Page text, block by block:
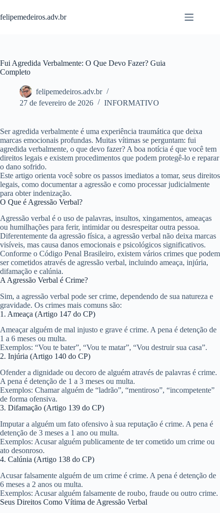
para
o
felipemedeiros.adv.br
Fui Agredida Verbalmente: O Que Devo Fazer? Guia
Completo
felipemedeiros.adv.br
27 de fevereiro de 2026
INFORMATIVO
Ser agredida verbalmente é uma experiência traumática que deixa
marcas emocionais profundas. Muitas vítimas se perguntam: fui
agredida verbalmente, o que devo fazer? A boa notícia é que você tem
direitos legais e existem procedimentos que podem protegê-lo e reparar
o dano sofrido.
Este artigo orienta você sobre os passos imediatos a tomar, seus direitos
legais, como documentar a agressão e como processar judicialmente
para obter indenização.
O Que é Agressão Verbal?
Agressão verbal é o uso de palavras, insultos, xingamentos, ameaças
ou humilhações para ferir, intimidar ou desrespeitar outra pessoa.
Diferentemente da agressão física, a agressão verbal não deixa marcas
visíveis, mas causa danos emocionais e psicológicos significativos.
Conforme o Código Penal Brasileiro, existem vários crimes que podem
ser cometidos através de agressão verbal, incluindo ameaça, injúria,
difamação e calúnia.
A Agressão Verbal é Crime?
Sim, a agressão verbal pode ser crime, dependendo de sua natureza e
gravidade. Os crimes mais comuns são:
1. Ameaça (Artigo 147 do CP)
Ameaçar alguém de mal injusto e grave é crime. A pena é detenção de
1 a 6 meses ou multa.
Exemplos: “Vou te bater”, “Vou te matar”, “Vou destruir sua casa”.
2. Injúria (Artigo 140 do CP)
Ofender a dignidade ou decoro de alguém através de palavras é crime.
A pena é detenção de 1 a 3 meses ou multa.
Exemplos: Chamar alguém de “ladrão”, “mentiroso”, “incompetente”
de forma ofensiva.
3. Difamação (Artigo 139 do CP)
Imputar a alguém um fato ofensivo à sua reputação é crime. A pena é
detenção de 3 meses a 1 ano ou multa.
Exemplos: Acusar alguém publicamente de ter cometido um crime ou
ato desonroso.
4. Calúnia (Artigo 138 do CP)
Acusar falsamente alguém de um crime é crime. A pena é detenção de
6 meses a 2 anos ou multa.
Exemplos: Acusar alguém falsamente de roubo, fraude ou outro crime.
Seus Direitos Como Vítima de Agressão Verbal